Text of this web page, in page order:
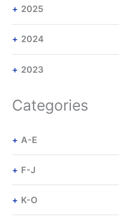
2025
2024
2023
Categories
A-E
F-J
K-O